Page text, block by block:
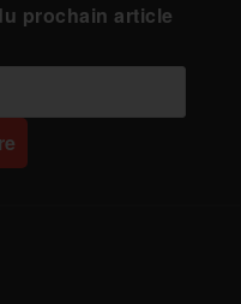
prochain article